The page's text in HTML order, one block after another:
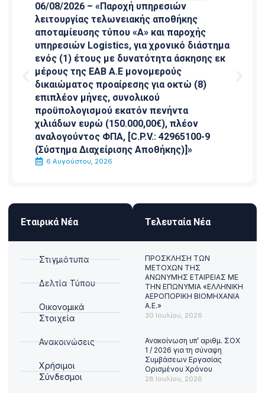
06/08/2026 – «Παροχή υπηρεσιών
λειτουργίας τελωνειακής αποθήκης
αποταμίευσης τύπου «Α» και παροχής
υπηρεσιών Logistics, για χρονικό διάστημα
ενός (1) έτους με δυνατότητα άσκησης εκ
μέρους της ΕΑΒ Α.Ε μονομερούς
δικαιώματος προαίρεσης για οκτώ (8)
επιπλέον μήνες, συνολικού
προϋπολογισμού εκατόν πενήντα
χιλιάδων ευρώ (150.000,00€), πλέον
αναλογούντος ΦΠΑ, [C.P.V.: 42965100-9
(Σύστημα Διαχείρισης Αποθήκης)]»
6 Αυγούστου, 2026
Εταιρικά Νέα
Στιγμιότυπα
Δελτία Τύπου
Οικονομικά
Στοιχεία
Ανακοινώσεις
Χρήσιμοι
Σύνδεσμοι
Τελευταία Νέα
ΠΡΟΣΚΛΗΣΗ ΤΩΝ
ΜΕΤΟΧΩΝ ΤΗΣ
ΑΝΩΝΥΜΗΣ ΕΤΑΙΡΕΙΑΣ ΜΕ
ΤΗΝ ΕΠΩΝΥΜΙΑ «ΕΛΛΗΝΙΚΗ
ΑΕΡΟΠΟΡΙΚΗ ΒΙΟΜΗΧΑΝΙΑ
Α.Ε.»
30 Ιουλίου, 2026
Ανακοίνωση υπ’ αριθμ. ΣΟΧ
1 / 2026 για τη σύναψη
Συμβάσεων Εργασίας
Ορισμένου Χρόνου
28 Ιουλίου, 2026